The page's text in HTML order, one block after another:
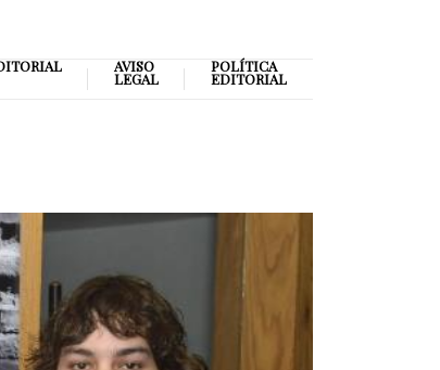
AVISO
LEGAL
POLÍTICA
EDITORIAL